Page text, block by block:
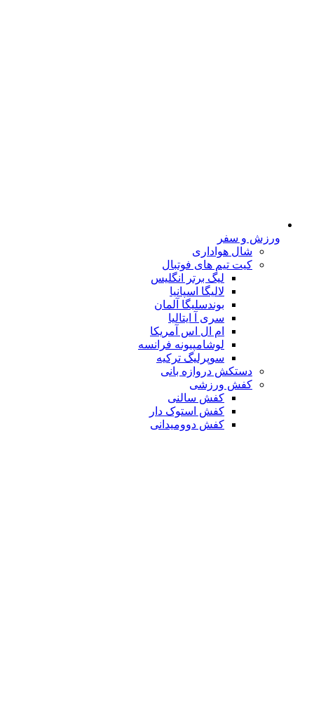
ورزش و سفر
شال هواداری
کیت تیم های فوتبال
لیگ برتر انگلیس
لالیگا اسپانیا
بوندسلیگا آلمان
سری آ ایتالیا
ام ال اس آمریکا
لوشامپیونه فرانسه
سوپرلیگ ترکیه
دستکش دروازه بانی
کفش ورزشی
کفش سالنی
کفش استوک دار
کفش دوومیدانی